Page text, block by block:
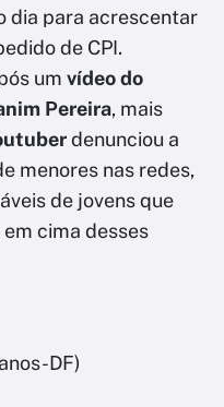
dia para acrescentar
de CPI.
um vídeo do
Pereira, mais
denunciou a
menores nas redes,
de jovensque
cima desses
DF)